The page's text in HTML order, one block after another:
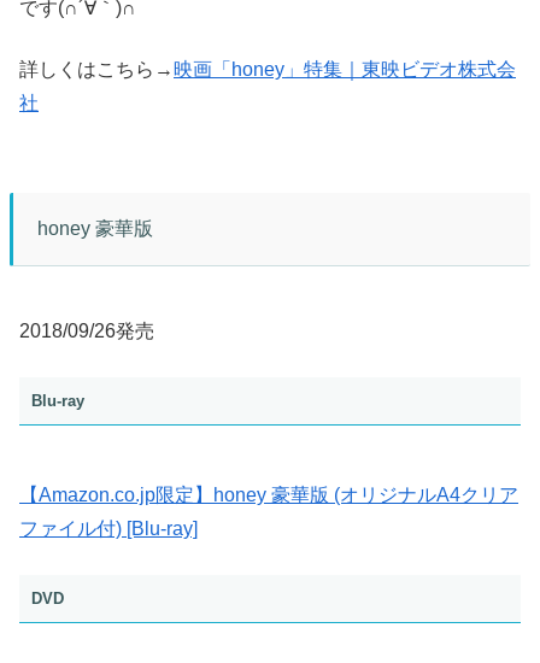
です(∩´∀｀)∩
詳しくはこちら→ 映画「honey」特集｜東映ビデオ株式会
社
honey 豪華版
2018/09/26発売
Blu-ray
【Amazon.co.jp限定】honey 豪華版 (オリジナルA4クリア
ファイル付) [Blu-ray]
DVD